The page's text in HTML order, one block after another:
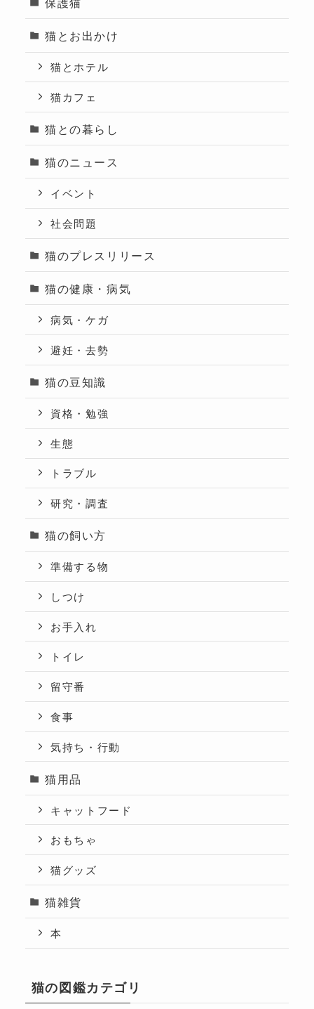
猫とお出かけ
猫とホテル
猫カフェ
猫との暮らし
猫のニュース
イベント
社会問題
猫のプレスリリース
猫の健康・病気
病気・ケガ
避妊・去勢
猫の豆知識
資格・勉強
生態
トラブル
研究・調査
猫の飼い方
準備する物
しつけ
お手入れ
トイレ
留守番
食事
気持ち・行動
猫用品
キャットフード
おもちゃ
猫グッズ
猫雑貨
本
猫の図鑑カテゴリ